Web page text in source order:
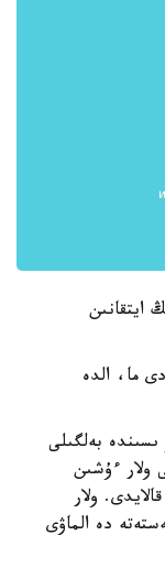
ايتقانىن
ما، الدە
بەلگىلى
ولار ءۇشىن
ولار
دە الماۋى